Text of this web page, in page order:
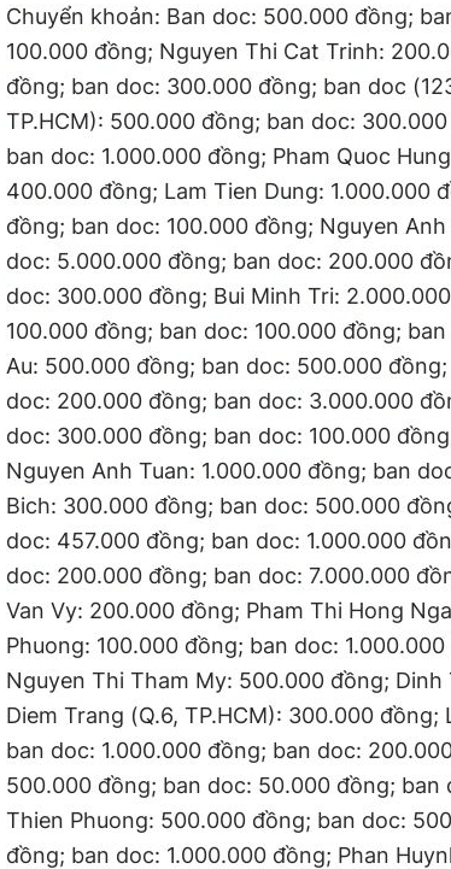
Chuyển khoản: Ban doc: 500.000 đồng;
100.000 đồng; Nguyen Thi Cat Trinh:
đồng; ban doc: 300.000 đồng; ban doc
TP.HCM): 500.000 đồng; ban doc:
ban doc: 1.000.000 đồng; Pham Quoc
400.000 đồng; Lam Tien Dung: 1.000.000
đồng; ban doc: 100.000 đồng; Nguyen
doc: 5.000.000 đồng; ban doc: 200.000
doc: 300.000 đồng; Bui Minh Tri:
100.000 đồng; ban doc: 100.000 đồng;
Au: 500.000 đồng; ban doc: 500.000
doc: 200.000 đồng; ban doc: 3.000.000
doc: 300.000 đồng; ban doc: 100.000
Nguyen Anh Tuan: 1.000.000 đồng; ban
Bich: 300.000 đồng; ban doc: 500.000
doc: 457.000 đồng; ban doc: 1.000.000
doc: 200.000 đồng; ban doc: 7.000.000
Van Vy: 200.000 đồng; Pham Thi Hong
Phuong: 100.000 đồng; ban doc:
Nguyen Thi Tham My: 500.000 đồng;
Diem Trang (Q.6, TP.HCM): 300.000 đồng;
ban doc: 1.000.000 đồng; ban doc:
500.000 đồng; ban doc: 50.000 đồng; ban
Thien Phuong: 500.000 đồng; ban doc:
đồng; ban doc: 1.000.000 đồng; Phan